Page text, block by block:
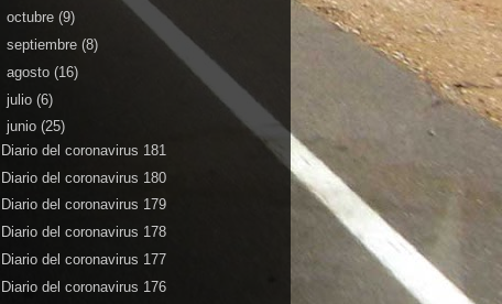
octubre (9)
septiembre (8)
agosto (16)
julio (6)
junio (25)
Diario del coronavirus 181
Diario del coronavirus 180
Diario del coronavirus 179
Diario del coronavirus 178
Diario del coronavirus 177
Diario del coronavirus 176